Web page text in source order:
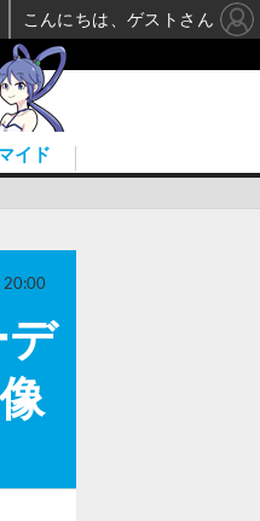
イド
デ
20:00
こんにちは、ゲストさん